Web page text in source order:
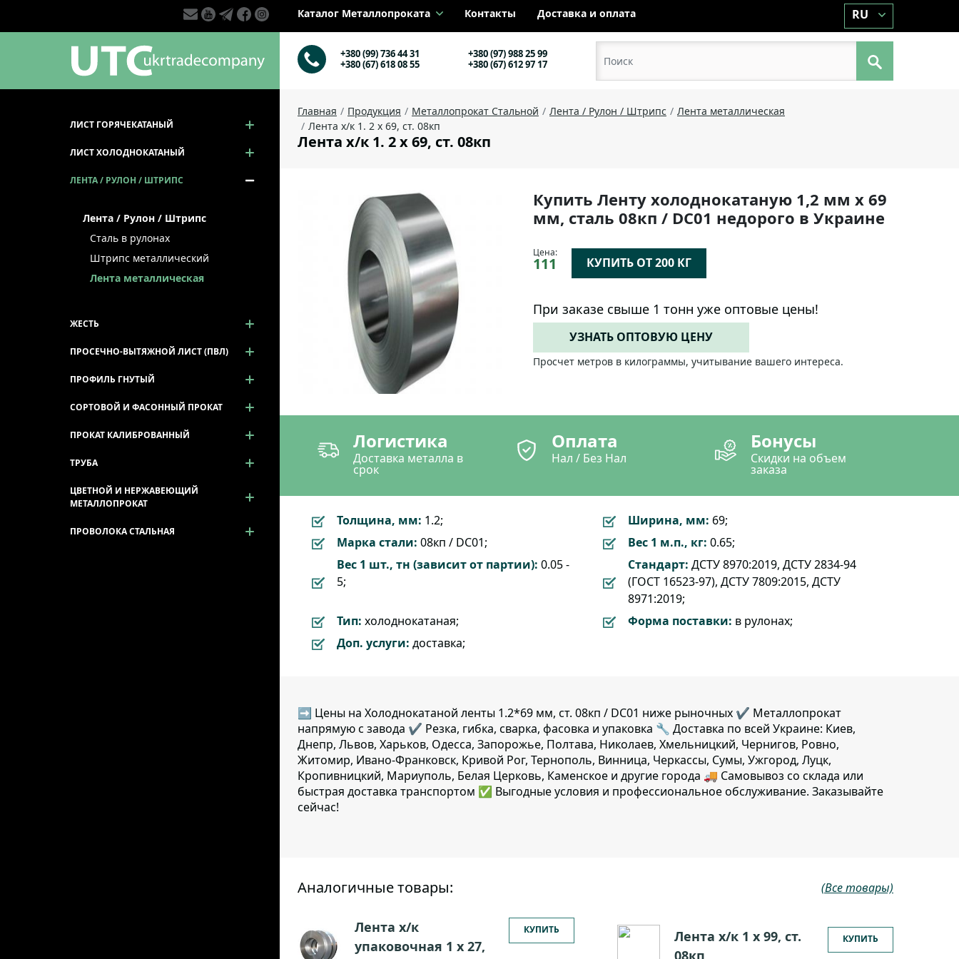
Каталог Металлопроката Контакты Доставка и оплата RU
+380 (99) 736 44 31
+380 (97) 988 25 99
+380 (67) 618 08 55
+380 (67) 612 97 17
Главная Продукция Металлопрокат Стальной Лента / Рулон / Штрипс
Лента металлическая
Лента х/к 1. 2 х 69, ст. 08кп
Лента х/к 1. 2 х 69, ст. 08кп
Купить Ленту холоднокатаную 1,2 мм х 69
мм, сталь 08кп / DC01 недорого в Украине
Цена:
111 КУПИТЬ ОТ 200 КГ
При заказе свыше 1 тонн уже оптовые цены!
УЗНАТЬ ОПТОВУЮ ЦЕНУ
Просчет метров в килограммы, учитывание вашего интереса.
Логистика
Доставка металла в
срок
Оплата
Нал / Без Нал
Бонусы
Скидки на объем
заказа
Толщина, мм: 1.2; Ширина, мм: 69;
Марка стали: 08кп / DC01; Вес 1 м.п., кг: 0.65;
Вес 1 шт., тн (зависит от партии): 0.05 -
5;
Стандарт: ДСТУ 8970:2019, ДСТУ 2834-94
(ГОСТ 16523-97), ДСТУ 7809:2015, ДСТУ
8971:2019;
Тип: холоднокатаная; Форма поставки: в рулонах;
Доп. услуги: доставка;
➡ Цены на Холоднокатаной ленты 1.2*69 мм, ст. 08кп / DC01 ниже рыночных ✔️ Металлопрокат
напрямую с завода ✔️ Резка, гибка, сварка, фасовка и упаковка 🔧 Доставка по всей Украине: Киев,
Днепр, Львов, Харьков, Одесса, Запорожье, Полтава, Николаев, Хмельницкий, Чернигов, Ровно,
Житомир, Ивано-Франковск, Кривой Рог, Тернополь, Винница, Черкассы, Сумы, Ужгород, Луцк,
Кропивницкий, Мариуполь, Белая Церковь, Каменское и другие города 🚚 Самовывоз со склада или
быстрая доставка транспортом ✅ Выгодные условия и профессиональное обслуживание. Заказывайте
сейчас!
Аналогичные товары: (Все товары)
Лента х/к
упаковочная 1 х 27,
КУПИТЬ
Лента х/к 1 х 99, ст.
КУПИТЬ
ЛИСТ ГОРЯЧЕКАТАНЫЙ
ЛИСТ ХОЛОДНОКАТАНЫЙ
ЛЕНТА / РУЛОН / ШТРИПС
Лента / Рулон / Штрипс
Сталь в рулонах
Штрипс металлический
Лента металлическая
ЖЕСТЬ
ПРОСЕЧНО-ВЫТЯЖНОЙ ЛИСТ (ПВЛ)
ПРОФИЛЬ ГНУТЫЙ
СОРТОВОЙ И ФАСОННЫЙ ПРОКАТ
ПРОКАТ КАЛИБРОВАННЫЙ
ТРУБА
ЦВЕТНОЙ И НЕРЖАВЕЮЩИЙ
МЕТАЛЛОПРОКАТ
ПРОВОЛОКА СТАЛЬНАЯ